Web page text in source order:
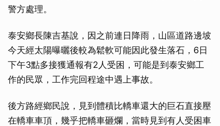
警方處理。
泰安鄉長陳吉基說，因之前連日降雨，山區道路邊坡
今天經太陽曝曬後較為鬆軟可能因此發生落石，6日
下午3點多接獲通報有2人受困，可能是到泰安鄉工
作的民眾，工作完回程途中遇上事故。
後方路經鄉民說，見到體積比轎車還大的巨石直接壓
在轎車車頂，幾乎把轎車砸爛，當時見到有人受困車